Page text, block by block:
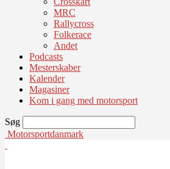
MRC
Rallycross
Folkerace
Andet
Podcasts
Mesterskaber
Kalender
Magasiner
Kom i gang med motorsport
Søg
Motorsportdanmark